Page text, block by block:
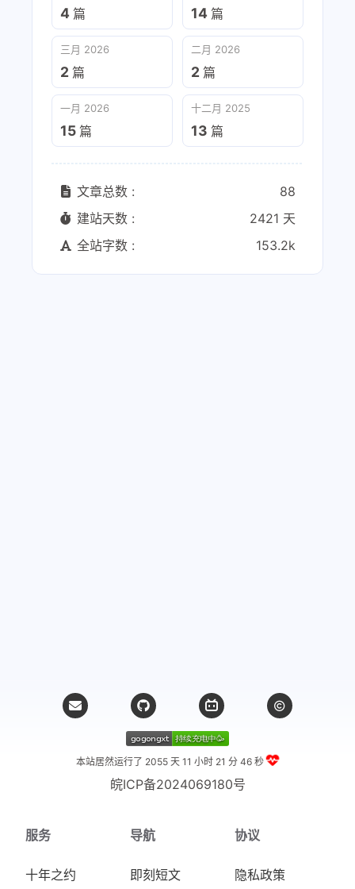
4 篇 14 篇
三月 2026
2 篇
二月 2026
2 篇
一月 2026
15 篇
十二月 2025
13 篇
文章总数 :
88
建站天数 :
2421 天
全站字数 :
153.2k
本站居然运行了 2055 天 11 小时 21 分 47 秒
皖ICP备2024069180号
服务
十年之约
导航
即刻短文
协议
隐私政策